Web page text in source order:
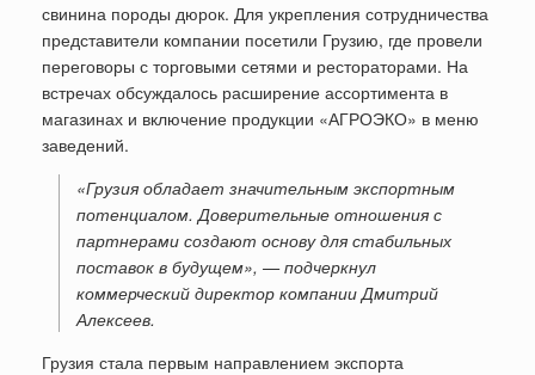
свинина породы дюрок. Для укрепления сотрудничества
представители компании посетили Грузию, где провели
переговоры с торговыми сетями и рестораторами. На
встречах обсуждалось расширение ассортимента в
магазинах и включение продукции «АГРОЭКО» в меню
заведений.
«Грузия обладает значительным экспортным
потенциалом. Доверительные отношения с
партнерами создают основу для стабильных
поставок в будущем», — подчеркнул
коммерческий директор компании Дмитрий
Алексеев.
Грузия стала первым направлением экспорта